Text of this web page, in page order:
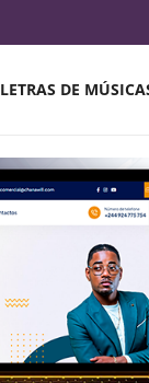
LETRAS DE